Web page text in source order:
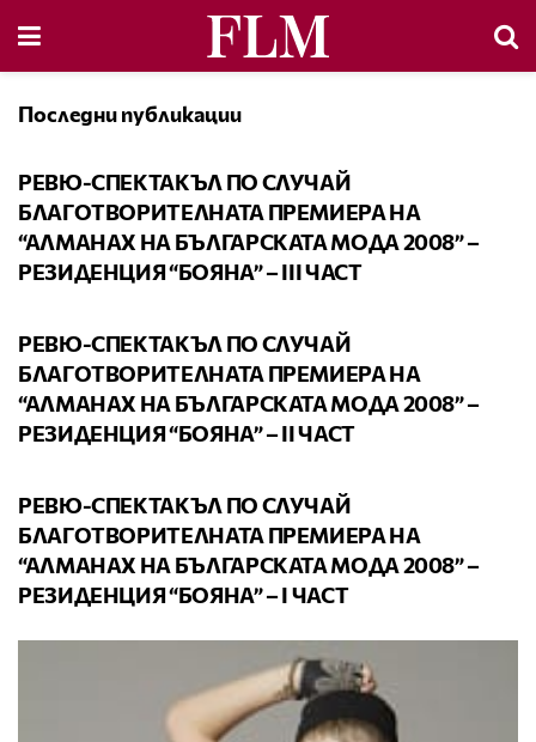
Последни публикации
ВИДЕО
РЕВЮ-СПЕКТАКЪЛ ПО СЛУЧАЙ
БЛАГОТВОРИТЕЛНАТА ПРЕМИЕРА НА
“АЛМАНАХ НА БЪЛГАРСКАТА МОДА 2008” –
РЕЗИДЕНЦИЯ “БОЯНА” – III ЧАСТ
РЕВЮ-СПЕКТАКЪЛ ПО СЛУЧАЙ
БЛАГОТВОРИТЕЛНАТА ПРЕМИЕРА НА
“АЛМАНАХ НА БЪЛГАРСКАТА МОДА 2008” –
РЕЗИДЕНЦИЯ “БОЯНА” – II ЧАСТ
РЕВЮ-СПЕКТАКЪЛ ПО СЛУЧАЙ
БЛАГОТВОРИТЕЛНАТА ПРЕМИЕРА НА
“АЛМАНАХ НА БЪЛГАРСКАТА МОДА 2008” –
РЕЗИДЕНЦИЯ “БОЯНА” – I ЧАСТ